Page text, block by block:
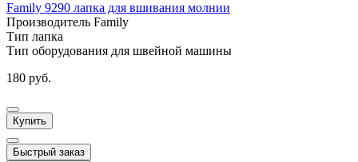
Family 9290 лапка для вшивания молнии
Производитель Family
Тип лапка
Тип оборудования для швейной машины
180 руб.
Купить
Быстрый заказ